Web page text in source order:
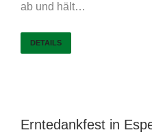
ab und hält…
DETAILS
Erntedankfest in